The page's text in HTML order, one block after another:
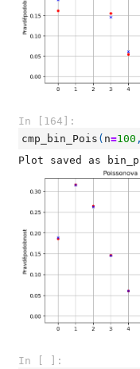
In [164]:
cmp_bin_Pois ( n=100 ,
In [ ]: